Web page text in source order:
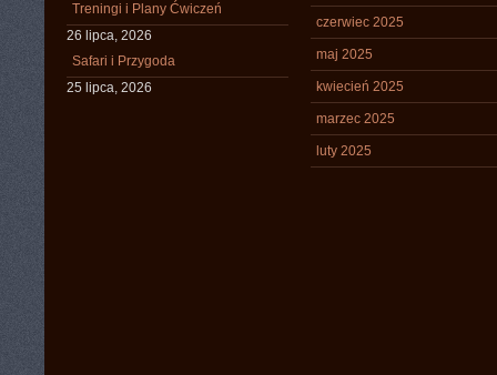
Treningi i Plany Ćwiczeń
26 lipca, 2026
Safari i Przygoda
25 lipca, 2026
czerwiec 2025
maj 2025
kwiecień 2025
marzec 2025
luty 2025